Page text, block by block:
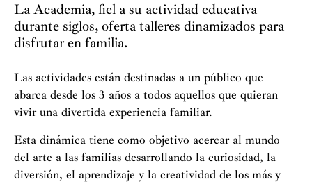
La Academia, fiel a su actividad educativa
durante siglos, oferta talleres dinamizados para
disfrutar en familia.
Las actividades están destinadas a un público que
abarca desde los 3 años a todos aquellos que quieran
vivir una divertida experiencia familiar.
Esta dinámica tiene como objetivo acercar al mundo
del arte a las familias desarrollando la curiosidad, la
diversión, el aprendizaje y la creatividad de los más y